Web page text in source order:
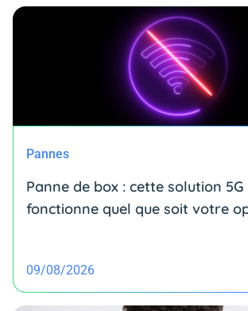
Pannes
Panne de box : cette solution
fonctionne quel que soit votre
09/08/2026